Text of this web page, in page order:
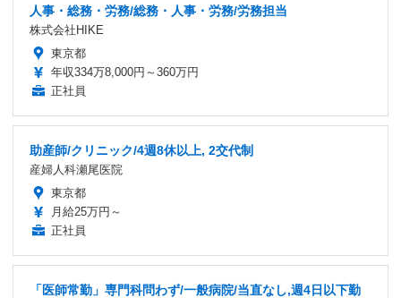
人事・総務・労務/総務・人事・労務/労務担当
株式会社HIKE
東京都
年収334万8,000円～360万円
正社員
助産師/クリニック/4週8休以上, 2交代制
産婦人科瀬尾医院
東京都
月給25万円～
正社員
「医師常勤」専門科問わず/一般病院/当直なし,週4日以下勤